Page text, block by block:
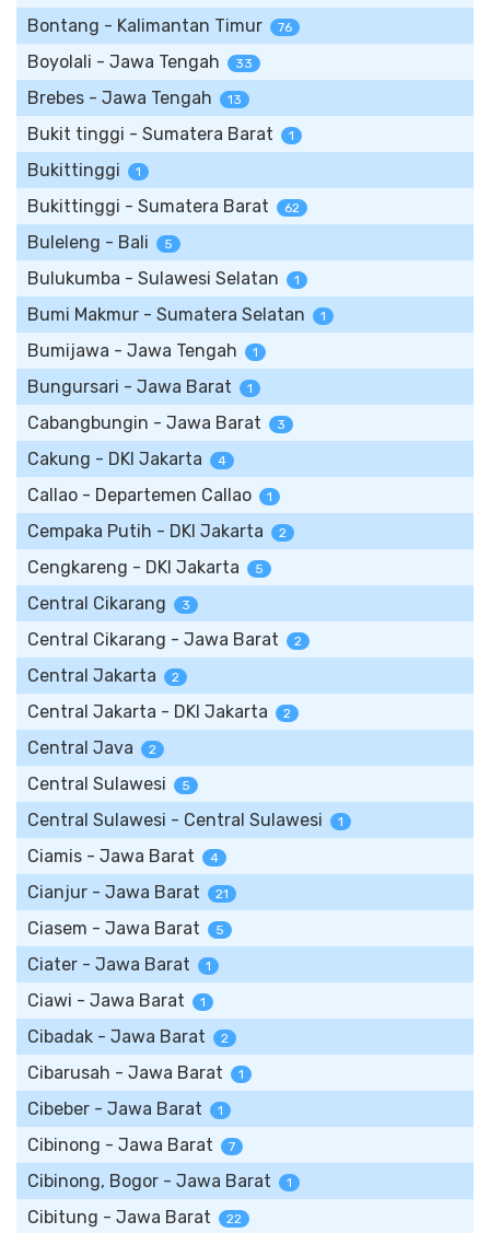
Bontang - Kalimantan Timur 76
Boyolali - Jawa Tengah 33
Brebes - Jawa Tengah 13
Bukit tinggi - Sumatera Barat 1
Bukittinggi 1
Bukittinggi - Sumatera Barat 62
Buleleng - Bali 5
Bulukumba - Sulawesi Selatan 1
Bumi Makmur - Sumatera Selatan 1
Bumijawa - Jawa Tengah 1
Bungursari - Jawa Barat 1
Cabangbungin - Jawa Barat 3
Cakung - DKI Jakarta 4
Callao - Departemen Callao 1
Cempaka Putih - DKI Jakarta 2
Cengkareng - DKI Jakarta 5
Central Cikarang 3
Central Cikarang - Jawa Barat 2
Central Jakarta 2
Central Jakarta - DKI Jakarta 2
Central Java 2
Central Sulawesi 5
Central Sulawesi - Central Sulawesi 1
Ciamis - Jawa Barat 4
Cianjur - Jawa Barat 21
Ciasem - Jawa Barat 5
Ciater - Jawa Barat 1
Ciawi - Jawa Barat 1
Cibadak - Jawa Barat 2
Cibarusah - Jawa Barat 1
Cibeber - Jawa Barat 1
Cibinong - Jawa Barat 7
Cibinong, Bogor - Jawa Barat 1
Cibitung - Jawa Barat 22